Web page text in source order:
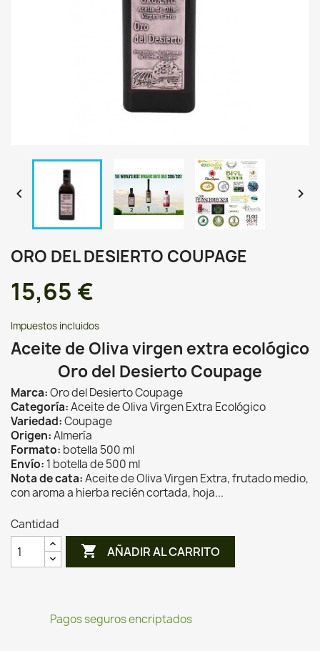
 
ORO DEL DESIERTO COUPAGE
15,65 €
Impuestos incluidos
Aceite de Oliva virgen extra ecológico
Oro del Desierto Coupage
Marca:Oro del Desierto Coupage
Categoría:Aceite de Oliva Virgen Extra Ecológico
Variedad:Coupage
Origen:Almería
Formato: botella 500 ml
Envío: 1 botella de 500 ml
Nota de cata:Aceite de Oliva Virgen Extra, frutado medio,
con aroma a hierba recién cortada, hoja...
Cantidad
 AÑADIR AL CARRITO
Pagos seguros encriptados